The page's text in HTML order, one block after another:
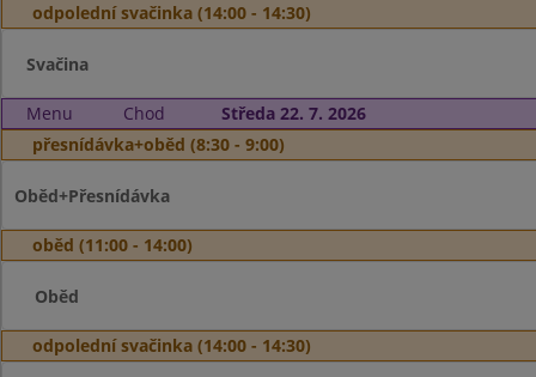
odpolední svačinka (14:00 - 14:30)
Svačina
Menu Chod
Středa 22. 7. 2026
přesnídávka+oběd (8:30 - 9:00)
Oběd+Přesnídávka
oběd (11:00 - 14:00)
Oběd
odpolední svačinka (14:00 - 14:30)